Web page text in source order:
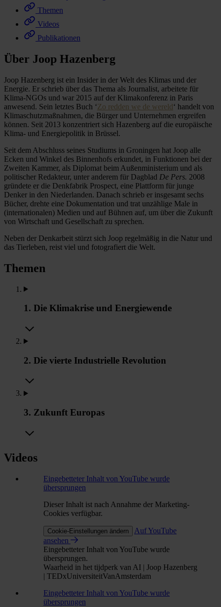
Themen
Videos
Publikationen
Über Joop Hazenberg
Joop Hazenberg ist ein Insider in der Welt des Klimas und der
Energie. Er schrieb über das Thema als Journalist, arbeitete für
Klima-NGOs und war 2015 auf der Klimakonferenz in Paris
anwesend. Sein letztes Buch ‘Zo redden we de wereld‘ handelt von
Klimaschutzmaßnahmen, die Bürger und Unternehmen ergreifen
können. Seit 2013 konzentriert sich Hazenberg auf die europäische
Klima- und Energiepolitik in Brüssel.
Seit dem Abschluss seines Studiums in Groningen hat Joop alle
Ecken und Winkel des Binnenhofs erkundet, in Funktionen bei der
Zweiten Kammer, als Diplomat beim Außenministerium und als
politischer Redakteur, unter anderem für Dagblad De Pers. 2008
gründete er die Denkfabrik Prospect, eine Plattform für junge
Denker in den Niederlanden. Danach schrieb er insgesamt sechs
Bücher, drehte eine Dokumentation und trat unzählige Male in
(internationalen) Medien und auf Bühnen auf, um über die Zukunft
von Wirtschaft und Gesellschaft zu sprechen.
Neben der Denkarbeit stürzt sich Joop regelmäßig in die Natur und
das Tierleben, reist viel und fotografiert die Welt.
Themen
1. Die Klimakrise und Energiewende
2. Die vierte Industrielle Revolution
3. Zukunft Europas
Videos
Eingebetteter Inhalt von YouTube wurde
übersprungen
Dieser Inhalt ist nach Annahme der Marketing-
Cookies verfügbar.
Cookie-Einstellungen ändern
Auf YouTube
ansehen
Eingebetteter Inhalt von YouTube wurde
übersprungen.
Waarheid in het tijdperk van AI | Joop Hazenberg
| TEDxUniversiteitVanAmsterdam
Eingebetteter Inhalt von YouTube wurde
übersprungen